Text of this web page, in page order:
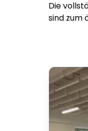
Die
sind zum